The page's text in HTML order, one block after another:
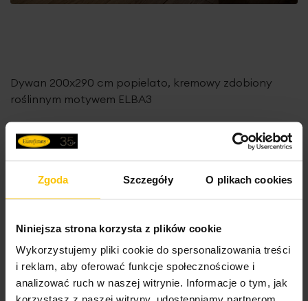
Zgoda Szczegóły O plikach cookies
Niniejsza strona korzysta z plików cookie
Wykorzystujemy pliki cookie do spersonalizowania treści
i reklam, aby oferować funkcje społecznościowe i
analizować ruch w naszej witrynie. Informacje o tym, jak
Dywan 200x290 cm popielato, kremowy zdobiony
roślinnym motywem ELBA3
545,90 zł